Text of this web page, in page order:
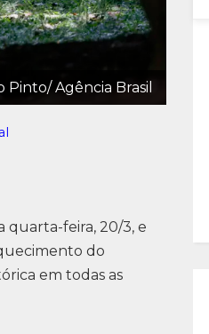
Agência Brasil
quarta-feira, 20/3, e
do
em todas as